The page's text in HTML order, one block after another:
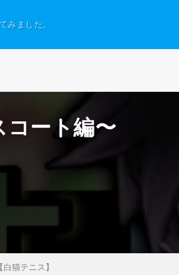
みました。
コート編〜
猫テニス】